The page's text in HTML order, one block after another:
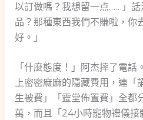
以訂做嗎？我想留一点……」
品？那種東西我們不賺啦，你
好。」
「什麼態度！」阿杰摔了電
上密密麻麻的隱藏費用，連
生被費」「靈堂佈置費」全都
萬，而且「24小時寵物禮儀接